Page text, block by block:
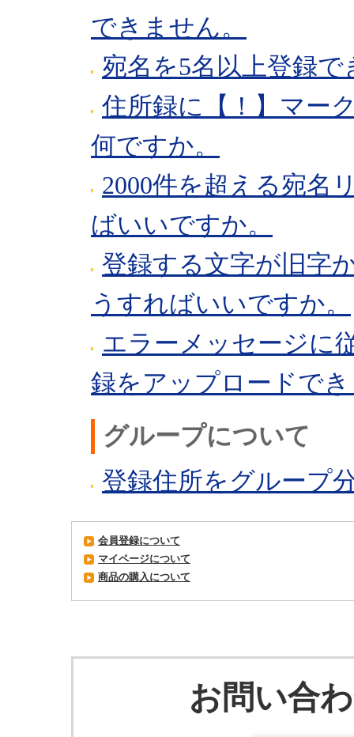
できません。
宛名を5名以上登録で
住所録に【！】マー
何ですか。
2000件を超える宛名
ばいいですか。
登録する文字が旧字
うすればいいですか。
エラーメッセージに
録をアップロードで
グループについて
登録住所をグループ
会員登録について
マイページについて
商品の購入について
お問い合